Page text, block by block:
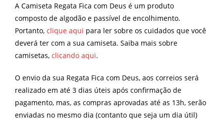
A Camiseta Regata Fica com Deus é um produto
composto de algodão e passível de encolhimento.
Portanto, clique aqui para ler sobre os cuidados que você
deverá ter com a sua camiseta. Saiba mais sobre
camisetas, clicando aqui.
O envio da sua Regata Fica com Deus, aos correios será
realizado em até 3 dias úteis após confirmação de
pagamento, mas, as compras aprovadas até as 13h, serão
enviadas no mesmo dia (contanto que seja um dia útil)